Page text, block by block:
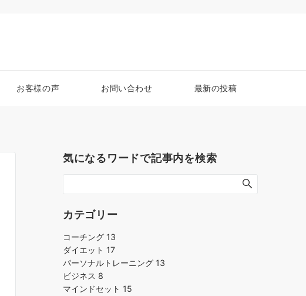
お客様の声 お問い合わせ 最新の投稿
気になるワードで記事内を検索
カテゴリー
コーチング 13
ダイエット 17
パーソナルトレーニング 13
ビジネス 8
マインドセット 15